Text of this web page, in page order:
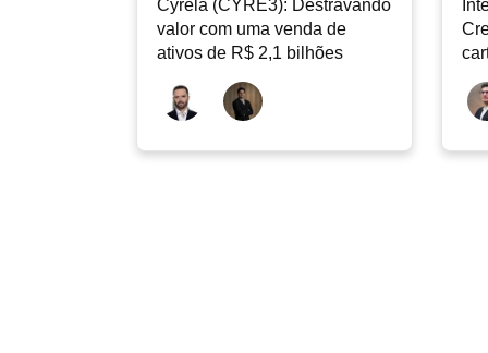
Cyrela (CYRE3): Destravando
valor com uma venda de
ativos de R$ 2,1 bilhões